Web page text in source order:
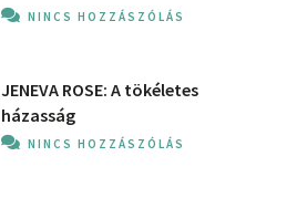
NINCS HOZZÁSZÓLÁS
JENEVA ROSE: A ​tökéletes
házasság
NINCS HOZZÁSZÓLÁS